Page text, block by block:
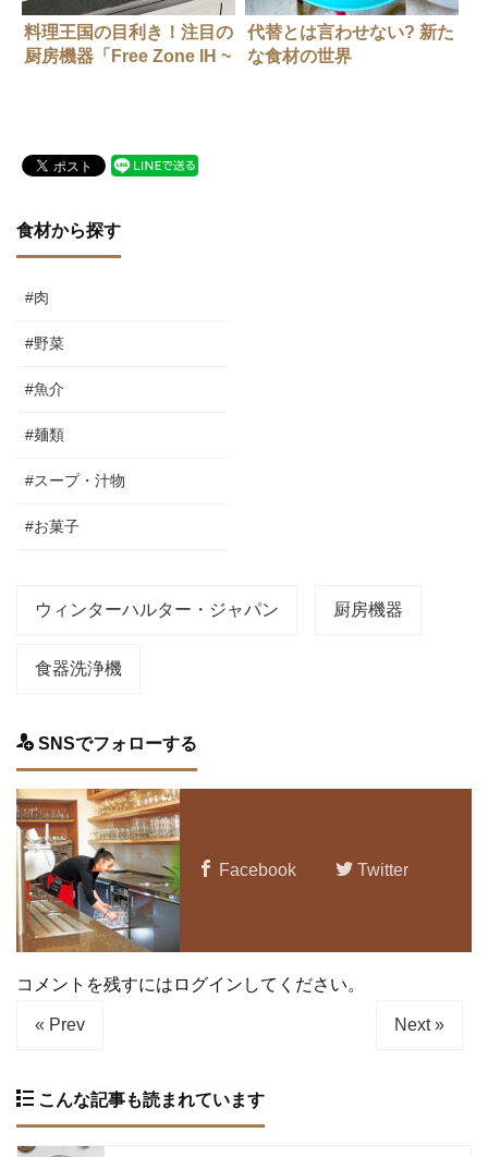
料理王国の目利き！注目の
厨房機器「Free Zone IH ~
代替とは言わせない? 新た
な食材の世界
食材から探す
#肉
#野菜
#魚介
#麺類
#スープ・汁物
#お菓子
ウィンターハルター・ジャパン 厨房機器
食器洗浄機
SNSでフォローする
Facebook Twitter
コメントを残すにはログインしてください。
« Prev Next »
こんな記事も読まれています